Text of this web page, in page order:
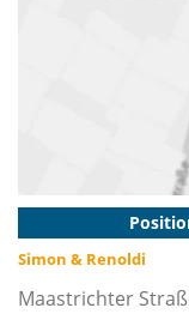
Simon & Renoldi
Maastrichter